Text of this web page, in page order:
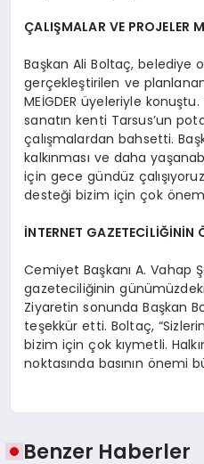
ÇALIŞMALAR VE PROJELER
Başkan Ali Boltaç, belediye
gerçekleştirilen ve
MEİGDER üyeleriyle
sanatın kenti Tarsus’un
çalışmalardan bahsetti.
kalkınması ve daha
için gece gündüz
desteği bizim için çok
İNTERNET GAZETECİLİĞİNİN
Cemiyet Başkanı A. Vahap
gazeteciliğinin
Ziyaretin sonunda Başkan
teşekkür etti. Boltaç,
bizim için çok kıymetli.
noktasında basının önemi
Benzer Haberler